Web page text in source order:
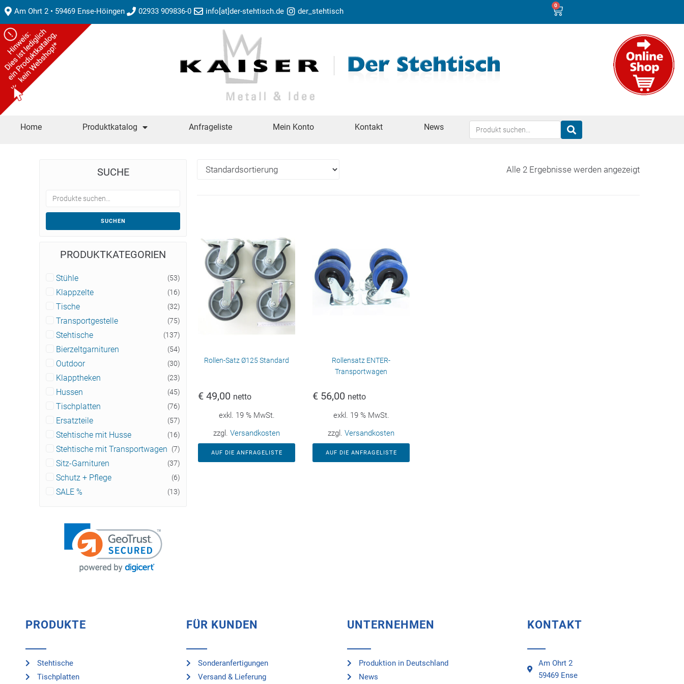
Am Ohrt 2 • 59469 Ense-Höingen 02933 909836-0 info[at]der-stehtisch.de der_stehtisch
0
Home Produktkatalog Anfrageliste Mein Konto Kontakt News
Alle 2 Ergebnisse werden angezeigt
Rollen-Satz Ø125 Standard
€ 49,00 netto
exkl. 19 % MwSt.
zzgl. Versandkosten
AUF DIE ANFRAGELISTE
Rollensatz ENTER-
Transportwagen
€ 56,00 netto
exkl. 19 % MwSt.
zzgl. Versandkosten
AUF DIE ANFRAGELISTE
SUCHE
SUCHEN
PRODUKTKATEGORIEN
Stühle (53)
Klappzelte (16)
Tische (32)
Transportgestelle (75)
Stehtische (137)
Bierzeltgarnituren (54)
Outdoor (30)
Klapptheken (23)
Hussen (45)
Tischplatten (76)
Ersatzteile (57)
Stehtische mit Husse (16)
Stehtische mit Transportwagen (7)
Sitz-Garnituren (37)
Schutz + Pflege (6)
SALE % (13)
PRODUKTE
Stehtische
Tischplatten
FÜR KUNDEN
Sonderanfertigungen
Versand & Lieferung
UNTERNEHMEN
Produktion in Deutschland
News
KONTAKT
Am Ohrt 2
59469 Ense